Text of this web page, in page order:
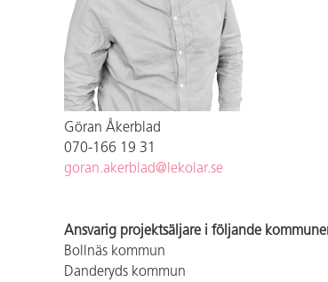
Göran Åkerblad
070-166 19 31
goran.akerblad@lekolar.se
Ansvarig projektsäljare i följande
Bollnäs kommun
Danderyds kommun